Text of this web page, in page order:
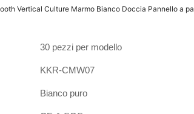
Vertical Culture Marmo Bianco Doccia Pannello a
30 pezzi per modello
KKR-CMW07
Bianco puro